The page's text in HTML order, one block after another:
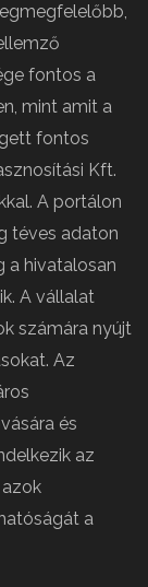
fontos a
mint amit a
fontos
Kft.
A portálon
téves adaton
a hivatalosan
A vállalat
számára nyújt
Az
és
az
a